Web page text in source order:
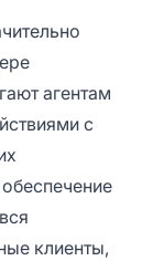
агентам
с
клиенты,